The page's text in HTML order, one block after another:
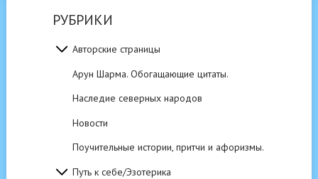
РУБРИКИ
Авторские страницы
Арун Шарма. Обогащающие цитаты.
Наследие северных народов
Новости
Поучительные истории, притчи и афоризмы.
Путь к себе/Эзотерика